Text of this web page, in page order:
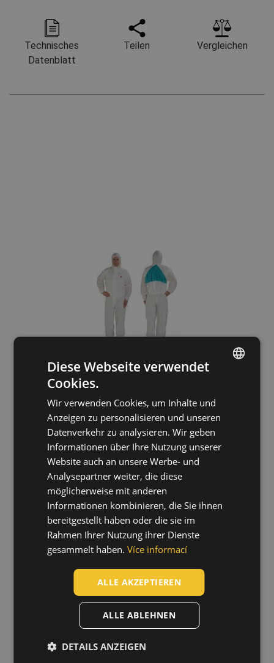
Technisches
Datenblatt
Teilen Vergleichen
Zuletzt angesehene Artikel
3M 4520 coverall
03150044
CZECH
SLOVAK
ROMANIAN
GERMAN
SPANISH
FRENCH
Diese Webseite verwendet
Cookies.
Wir verwenden Cookies, um Inhalte und
Anzeigen zu personalisieren und unseren
Datenverkehr zu analysieren. Wir geben
Informationen über Ihre Nutzung unserer
Website auch an unsere Werbe- und
Analysepartner weiter, die diese
möglicherweise mit anderen
Informationen kombinieren, die Sie ihnen
bereitgestellt haben oder die sie im
Rahmen Ihrer Nutzung ihrer Dienste
gesammelt haben. Více informací
ALLE AKZEPTIEREN
ALLE ABLEHNEN
DETAILS ANZEIGEN